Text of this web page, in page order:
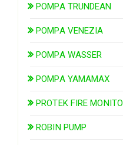
POMPA TRUNDEAN
POMPA VENEZIA
POMPA WASSER
POMPA YAMAMAX
PROTEK FIRE
ROBIN PUMP